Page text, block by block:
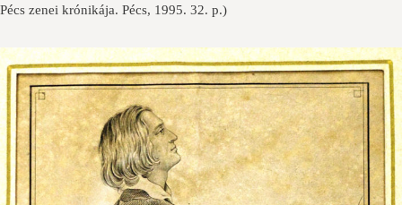
Pécs zenei krónikája. Pécs, 1995. 32. p.)